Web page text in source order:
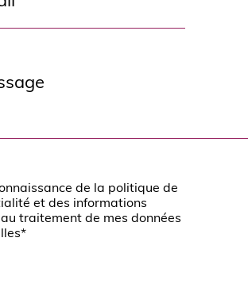
de la politique de
et des informations
traitement de mes données